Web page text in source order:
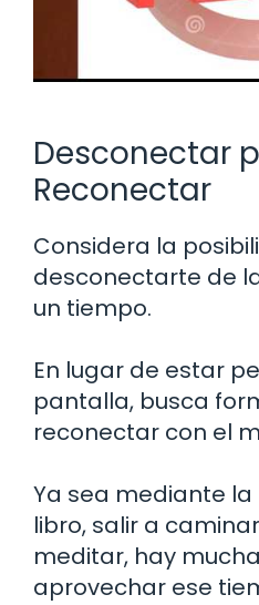
Desconectar
Reconectar
Considera la
desconectarte de
un tiempo.
En lugar de estar
pantalla, busca
reconectar con el
Ya sea mediante
libro, salir a
meditar, hay
aprovechar ese